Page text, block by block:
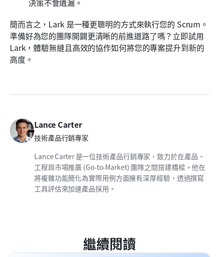
簡而言之，Lark 是一種更聰明的方式來執行您的 Scrum。
準備好為您的團隊開闢更清晰的前進道路了嗎？立即試用
Lark，體驗無縫且高效的協作如何將您的專案提升到新的
高度。
Lance Carter
技術產品行銷專家
Lance Carter 是一位技術產品行銷專家，致力於在產品、
工程與市場推廣 (Go-to-Market) 團隊之間搭建橋樑。他在
將複雜功能簡化為實際用例方面擁有深厚經驗，透過撰寫
工具評估來加速產品採用。
繼續閱讀